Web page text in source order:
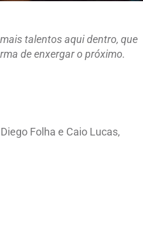
talentos aqui dentro, que
de enxergar o próximo.
Folha e Caio Lucas,